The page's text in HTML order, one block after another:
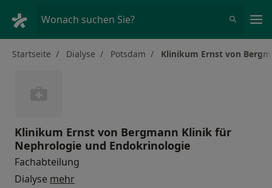
Wonach suchen Sie?
Startseite Dialyse Potsdam Klinikum Ernst von
Klinikum Ernst von Bergmann Klinik für
Nephrologie und Endokrinologie
Fachabteilung
Dialyse mehr